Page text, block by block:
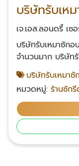
บริษัทรับเห
เจ.เอส.ลอนดรี้ เซ
บริษัทรับเหมาซักอ
จำนวนมาก บริษัทรับเหมาซักอบรีด เป็นบริษัทที่มีความ
เชี่ยวชาญในการใ
อุตสาหกรรม เรา
ตอบสนองความต้อ
แนวคิดการบริการ
เวลาให้กับลูกค้า
กำหนดได้ ซึ่งทำให้
ขนส่งเอง เรายังมี
บริษัทรับเหมาซั
หมวดหมู่:ร้านซัก